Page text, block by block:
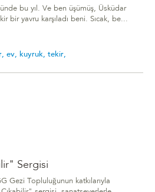
bu yıl. Ve ben üşümüş, Üsküdar
bir yavru karşıladı beni. Sıcak, be...
ev, kuyruk, tekir,
Sergisi
Gezi Topluluğunun katkılarıyla